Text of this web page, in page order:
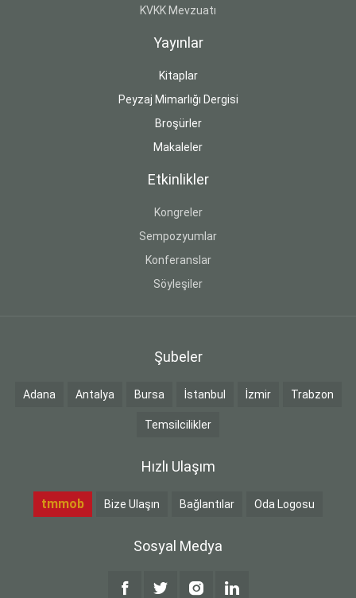
KVKK Mevzuatı
Yayınlar
Kitaplar
Peyzaj Mimarlığı Dergisi
Broşürler
Makaleler
Etkinlikler
Kongreler
Sempozyumlar
Konferanslar
Söyleşiler
Şubeler
Adana Antalya Bursa İstanbul İzmir Trabzon
Temsilcilikler
Hızlı Ulaşım
tmmob Bize Ulaşın Bağlantılar Oda Logosu
Sosyal Medya